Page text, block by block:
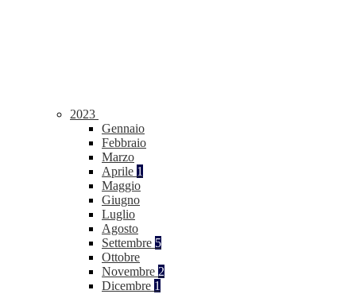
2023
Gennaio
Febbraio
Marzo
Aprile 1
Maggio
Giugno
Luglio
Agosto
Settembre 5
Ottobre
Novembre 2
Dicembre 1